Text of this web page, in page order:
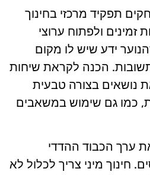
תפקיד מרכזי בחינוך
זמינים ולפתוח ערוצי
ידע שיש לו מקום
הכנה לקראת שיחות
נושאים בצורה טבעית
כמו גם שימוש במשאבים
ערך הכבוד ההדדי
חינוך מיני צריך לכלול לא